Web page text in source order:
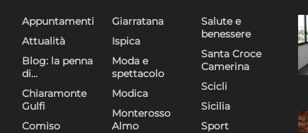
Appuntamenti
Attualità
Blog: la penna
di…
Chiaramonte
Gulfi
Comiso
Giarratana
Ispica
Moda e
spettacolo
Modica
Monterosso
Almo
Salute e
benessere
Santa Croce
Camerina
Scicli
Sicilia
Sport